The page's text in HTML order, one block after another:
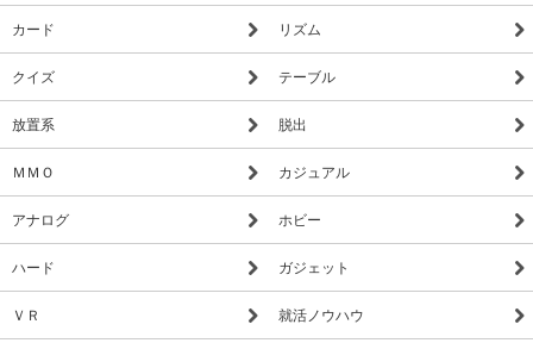
【ダイスバトル】
敵が位置するマス目に進むと発生するバトル。
相手が出すサイコロの目数より自分の方が
多ければ攻撃、少なければ防御の特殊バトル
ダイサーの特性スキルをフル活用して
相手の目数より高い数字を狙え！
★バトルだけじゃない！楽しみ方様々★
【マスターのアバター変更可能】
アバターを着せ替えるとスキルも変わる。
オシャレと戦略を楽しみながらプレイしよう！
カード リズム
クイズ テーブル
放置系 脱出
ＭＭＯ カジュアル
アナログ ホビー
ハード ガジェット
ＶＲ 就活ノウハウ